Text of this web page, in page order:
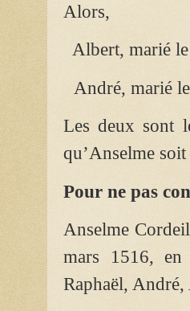
Alors,
Albert, marié
André, marié
Les deux sont
qu’Anselme
Pour ne pas
Anselme
mars 1516, en
Raphaël,